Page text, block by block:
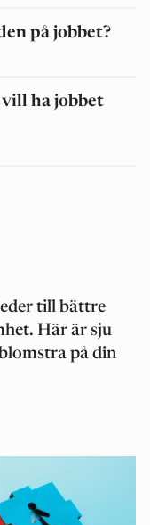
på jobbet?
ha jobbet
till bättre
Här är sju
på din